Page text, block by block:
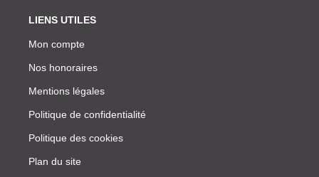
LIENS UTILES
Mon compte
Nos honoraires
Mentions légales
Politique de confidentialité
Politique des cookies
Plan du site